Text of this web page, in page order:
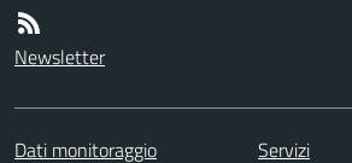
Newsletter
Dati monitoraggio Servizi